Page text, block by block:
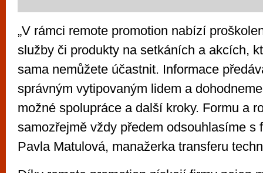
„V rámci remote promotion nabízí
služby či produkty na setkáních a akcích,
sama nemůžete účastnit. Informace
správným vytipovaným lidem a
možné spolupráce a další kroky. Formu a
samozřejmě vždy předem odsouhlasíme s
Pavla Matulová, manažerka transferu